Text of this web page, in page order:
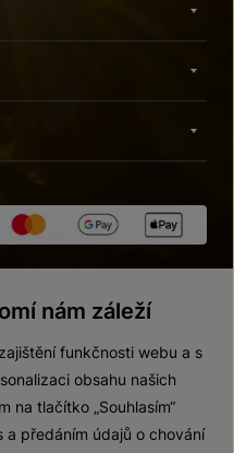
a. s.
nám záleží
funkčnosti webu a s
obsahu našich
na tlačítko „Souhlasím“
a předáním údajů o chování